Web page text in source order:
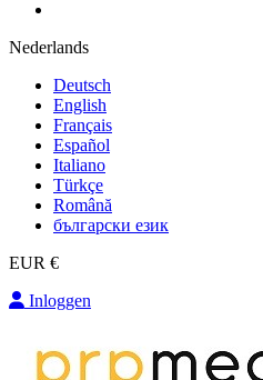
Nederlands
Deutsch
English
Français
Español
Italiano
Türkçe
Română
български език
EUR €
Inloggen